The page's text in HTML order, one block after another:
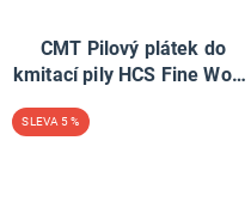
CMT Pilový plátek do
kmitací pily HCS Fine Wood
5 %